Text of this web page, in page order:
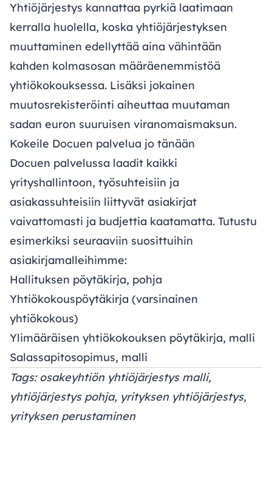
Yhtiöjärjestys kannattaa pyrkiä laatimaan
kerralla huolella, koska yhtiöjärjestyksen
muuttaminen edellyttää aina vähintään
kahden kolmasosan määräenemmistöä
yhtiökokouksessa. Lisäksi jokainen
muutosrekisteröinti aiheuttaa muutaman
sadan euron suuruisen viranomaismaksun.
Kokeile Docuen palvelua jo tänään
Docuen palvelussa laadit kaikki
yrityshallintoon, työsuhteisiin ja
asiakassuhteisiin liittyvät asiakirjat
vaivattomasti ja budjettia kaatamatta. Tutustu
esimerkiksi seuraaviin suosittuihin
asiakirjamalleihimme:
Hallituksen pöytäkirja, pohja
Yhtiökokouspöytäkirja (varsinainen
yhtiökokous)
Ylimääräisen yhtiökokouksen pöytäkirja, malli
Salassapitosopimus, malli
Tags: osakeyhtiön yhtiöjärjestys malli,
yhtiöjärjestys pohja, yrityksen yhtiöjärjestys,
yrityksen perustaminen